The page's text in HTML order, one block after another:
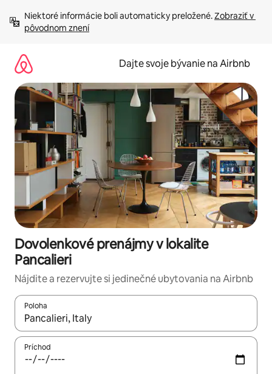
obsah.
Niektoré informácie boli automaticky preložené. Zobraziť v
pôvodnom znení
Dajte svoje bývanie na Airbnb
Dovolenkové prenájmy v lokalite
Pancalieri
Nájdite a rezervujte si jedinečné ubytovania na Airbnb
Poloha
Keď budú výsledky k dispozícii, môžete si ich prechádzať
Príchod